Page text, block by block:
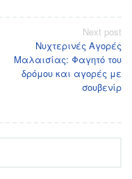
Next post
Νυχτερινές Αγορές
Μαλαισίας: Φαγητό του
δρόμου και αγορές με
σουβενίρ